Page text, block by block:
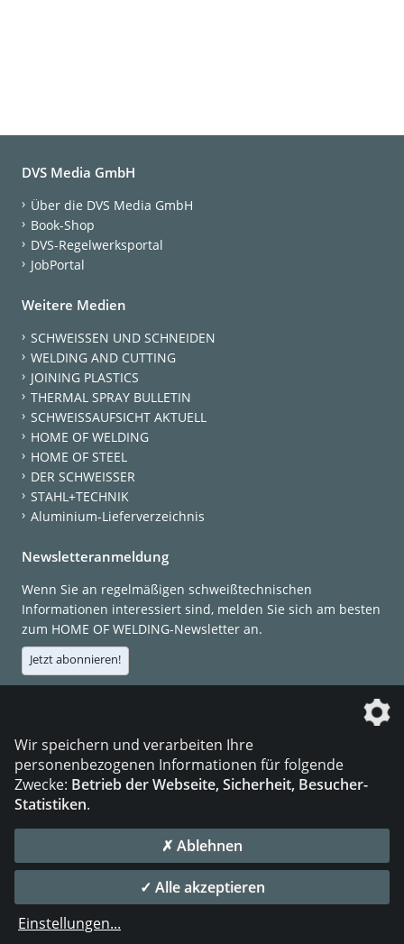
DVS Media GmbH
Über die DVS Media GmbH
Book-Shop
DVS-Regelwerksportal
JobPortal
Weitere Medien
SCHWEISSEN UND SCHNEIDEN
WELDING AND CUTTING
JOINING PLASTICS
THERMAL SPRAY BULLETIN
SCHWEISSAUFSICHT AKTUELL
HOME OF WELDING
HOME OF STEEL
DER SCHWEISSER
STAHL+TECHNIK
Aluminium-Lieferverzeichnis
Newsletteranmeldung
Wenn Sie an regelmäßigen schweißtechnischen
Informationen interessiert sind, melden Sie sich am besten
zum HOME OF WELDING-Newsletter an.
Jetzt abonnieren!
Die DVS Media GmbH ist ein Unternehmen der
© 2026 DVS Media GmbH
Datenschutzeinstellungen
die profilschmiede - Internetagentur
Wir speichern und verarbeiten Ihre
personenbezogenen Informationen für folgende
Zwecke: Betrieb der Webseite, Sicherheit, Besucher-
Statistiken.
✗ Ablehnen
✓ Alle akzeptieren
Einstellungen...